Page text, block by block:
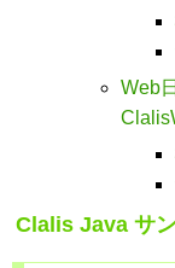
Web
Clalis Java サ